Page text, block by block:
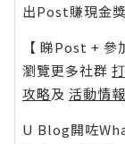
出Post賺現金
【 睇Post + 參
瀏覽更多社群
攻略及 活動情報
U Blog開咗